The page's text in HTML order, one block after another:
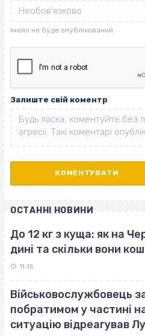
Залиште свій коментр
ОСТАННІ НОВИНИ
До 12 кг з куща: як на
дині та скільки вони
11:15
Військовослужбовець
побратимом у частині
ситуацію відреагував